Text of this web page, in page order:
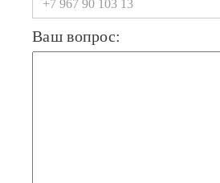
Ваш вопрос: